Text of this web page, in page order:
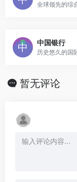
中国银行
暂无评论